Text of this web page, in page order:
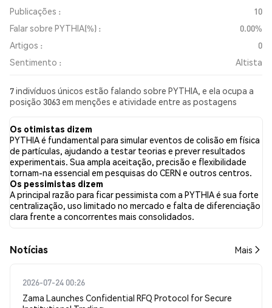
Publicações :
10
Falar sobre PYTHIA(%) :
0.00%
Artigos :
0
Sentimento :
Altista
7 indivíduos únicos estão falando sobre PYTHIA, e ela ocupa a
posição 3063 em menções e atividade entre as postagens
PYTHIA em todas as redes sociais foi Altista. Por fim, foram
publicados 0 artigos de notícias sobre PYTHIA. No Twitter,
50.00% dos tweets apresentaram um sentimento otimista em
comparação com 10.00% dos tweets com sentimento
pessimista sobre PYTHIA. 40.00% dos tweets foram neutros em
relação a PYTHIA. Esses sentimentos são baseados em 10
tweets.
Os otimistas dizem
PYTHIA é fundamental para simular eventos de colisão em física
de partículas, ajudando a testar teorias e prever resultados
experimentais. Sua ampla aceitação, precisão e flexibilidade
tornam-na essencial em pesquisas do CERN e outros centros.
Os pessimistas dizem
A principal razão para ficar pessimista com a PYTHIA é sua forte
centralização, uso limitado no mercado e falta de diferenciação
clara frente a concorrentes mais consolidados.
​​Notícias​​ Mais
2026-07-24 00:26
Zama Launches Confidential RFQ Protocol for Secure